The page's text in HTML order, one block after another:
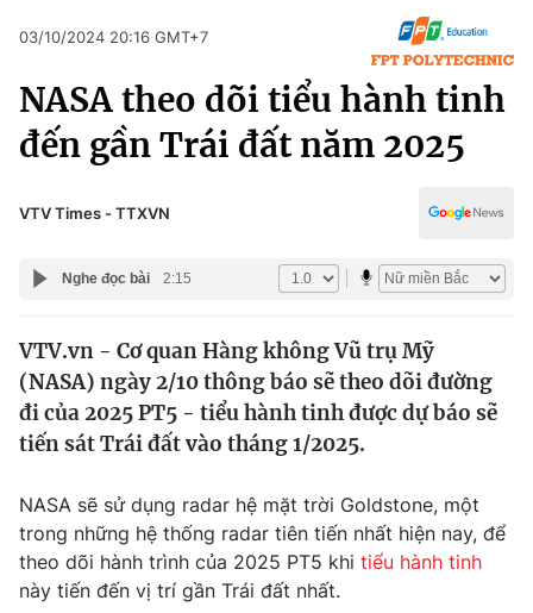
Chính trị
Thế giới
Tin tức
Câu chuyện quốc tế
Kinh tế
Tài chính
Thị trường
Góc doanh nghiệp
Dữ liệu và đời sống
Truyền hình
Pháp luật
Thể thao
Truyền hình
Văn hóa - Giải trí
Đời sống
Giáo dục
03/10/2024 20:16 GMT+7
NASA theo dõi tiểu hành tinh
đến gần Trái đất năm 2025
VTV Times - TTXVN
Nghe đọc bài 2:15
VTV.vn - Cơ quan Hàng không Vũ trụ Mỹ
(NASA) ngày 2/10 thông báo sẽ theo dõi đường
đi của 2025 PT5 - tiểu hành tinh được dự báo sẽ
tiến sát Trái đất vào tháng 1/2025.
NASA sẽ sử dụng radar hệ mặt trời Goldstone, một
trong những hệ thống radar tiên tiến nhất hiện nay, để
theo dõi hành trình của 2025 PT5 khi tiểu hành tinh
này tiến đến vị trí gần Trái đất nhất.